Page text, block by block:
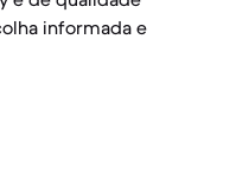
informada e